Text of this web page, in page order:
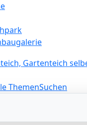
ThemenSuchen